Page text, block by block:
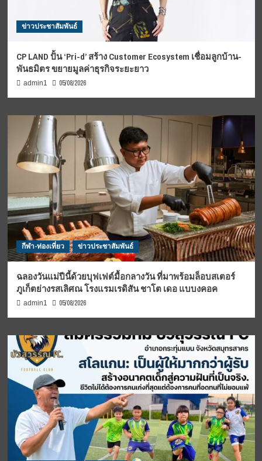
ข่าวประชาสัมพันธ์
CP LAND ปั้น ‘Pri-d’ สร้าง Customer Ecosystem เชื่อมลูกบ้าน-
พันธมิตร ขยายมูลค่าธุรกิจระยะยาว
admin1 05/08/2026
กีฬา-ท่องเที่ยว ข่าวประชาสัมพันธ์
ฉลองวันแม่ปีนี้ด้วยบุฟเฟต์มื้อกลางวัน ที่มาพร้อมล็อบสเตอร์
ภูเก็ตย่างรสเลิศณ โรงแรมเรดิสัน ชาโต เดอ แบบงคอค
admin1 05/08/2026